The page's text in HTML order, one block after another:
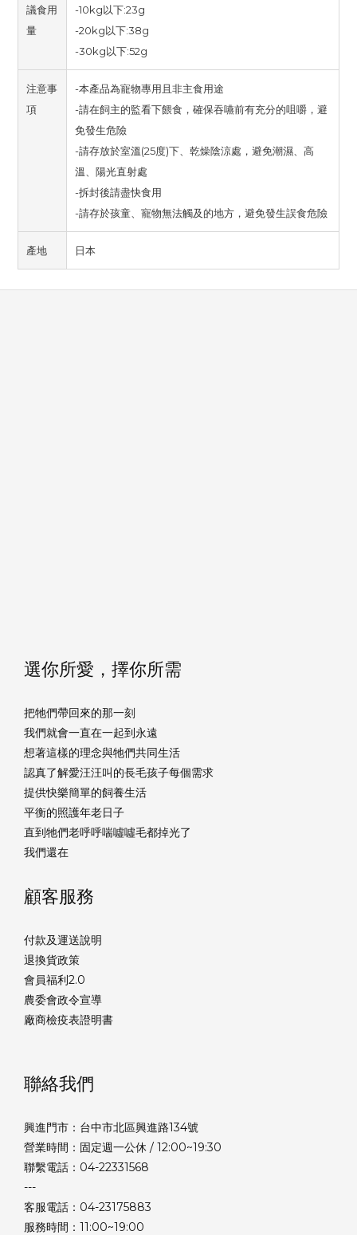
議食用
量
-10kg以下:23g
-20kg以下:38g
-30kg以下:52g
注意事
項
-本產品為寵物專用且非主食用途
-請在飼主的監看下餵食，確保吞嚥前有充分的咀嚼，避
免發生危險
-請存放於室溫(25度)下、乾燥陰涼處，避免潮濕、高
溫、陽光直射處
-拆封後請盡快食用
-請存於孩童、寵物無法觸及的地方，避免發生誤食危險
產地 日本
選你所愛，擇你所需
把牠們帶回來的那一刻
我們就會一直在一起到永遠
想著這樣的理念與牠們共同生活
認真了解愛汪汪叫的長毛孩子每個需求
提供快樂簡單的飼養生活
平衡的照護年老日子
直到牠們老呼呼喘噓噓毛都掉光了
我們還在
顧客服務
付款及運送說明
退換貨政策
會員福利2.0
農委會政令宣導
廠商檢疫表證明書
聯絡我們
興進門市：台中市北區興進路134號
營業時間：固定週一公休 / 12:00~19:30
聯繫電話：04-22331568
---
客服電話：04-23175883
服務時間：11:00~19:00